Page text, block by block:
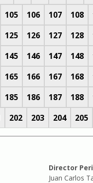
105 106 107 108
125 126 127 128
145 146 147 148
165 166 167 168
185 186 187 188
202 203 204 205
Director
Juan Carlos